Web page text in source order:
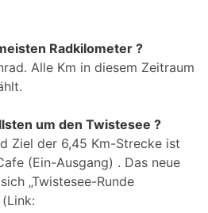
Radkilometer ?
Alle Km in diesem Zeitraum
um den Twistesee ?
Ziel der 6,45 Km-Strecke ist
(Ein-Ausgang) . Das neue
„Twistesee-Runde